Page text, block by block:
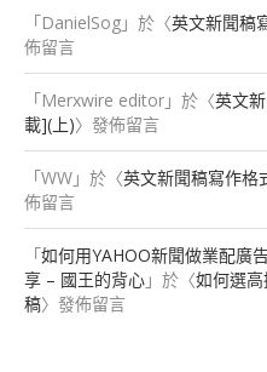
「DanielSog 」於〈英文新聞稿
佈留言
「Merxwire editor 」於〈英文
載](上)〉發佈留言
「WW 」於〈英文新聞稿寫作格
佈留言
「如何用YAHOO新聞做業配廣
享 – 國王的背心 」於〈如何選
稿〉發佈留言